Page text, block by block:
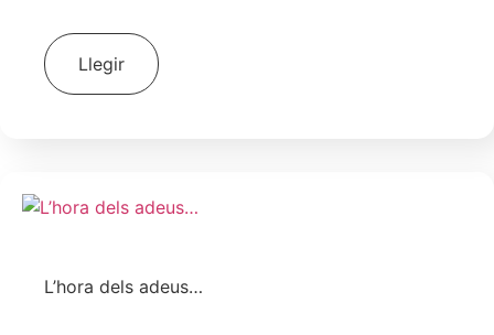
Llegir
L’hora dels adeus…